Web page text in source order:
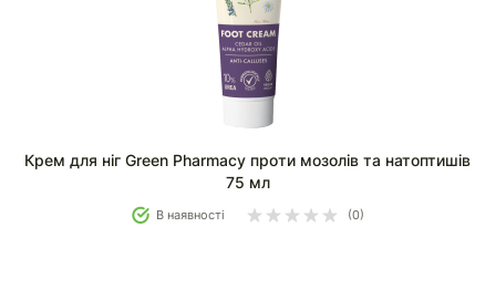
Крем для ніг Green Pharmacy проти мозолів та натоптишів
75 мл
В наявності (0)